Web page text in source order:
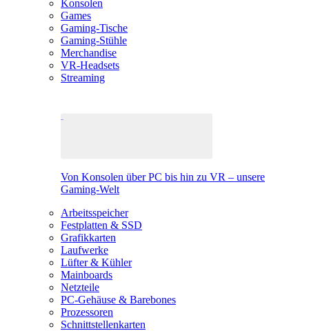
Konsolen
Games
Gaming-Tische
Gaming-Stühle
Merchandise
VR-Headsets
Streaming
Von Konsolen über PC bis hin zu VR – unsere
Gaming-Welt
Arbeitsspeicher
Festplatten & SSD
Grafikkarten
Laufwerke
Lüfter & Kühler
Mainboards
Netzteile
PC-Gehäuse & Barebones
Prozessoren
Schnittstellenkarten